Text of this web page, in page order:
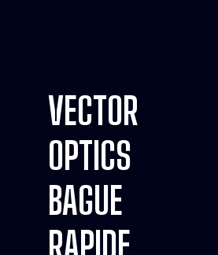
VECTOR
OPTICS
BAGUE
RAPIDE